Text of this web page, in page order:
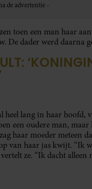
toen een man haar
De dader werd daarna
lang in haar hoofd,
een oudere man,
haar moeder meteen
van haar jas kwijt. “Ik
ze. “Ik dacht alleen